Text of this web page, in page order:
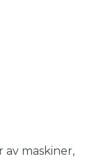
maskiner,